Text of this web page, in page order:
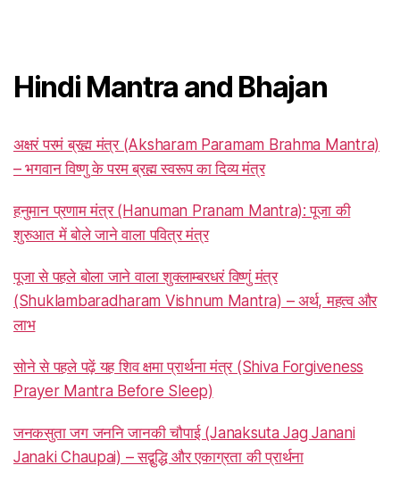
Hindi Mantra and Bhajan
अक्षरं परमं ब्रह्म मंत्र (Aksharam Paramam Brahma Mantra)
– भगवान विष्णु के परम ब्रह्म स्वरूप का दिव्य मंत्र
हनुमान प्रणाम मंत्र (Hanuman Pranam Mantra): पूजा की
शुरुआत में बोले जाने वाला पवित्र मंत्र
पूजा से पहले बोला जाने वाला शुक्लाम्बरधरं विष्णुं मंत्र
(Shuklambaradharam Vishnum Mantra) – अर्थ, महत्व और
लाभ
सोने से पहले पढ़ें यह शिव क्षमा प्रार्थना मंत्र (Shiva Forgiveness
Prayer Mantra Before Sleep)
जनकसुता जग जननि जानकी चौपाई (Janaksuta Jag Janani
Janaki Chaupai) – सद्बुद्धि और एकाग्रता की प्रार्थना